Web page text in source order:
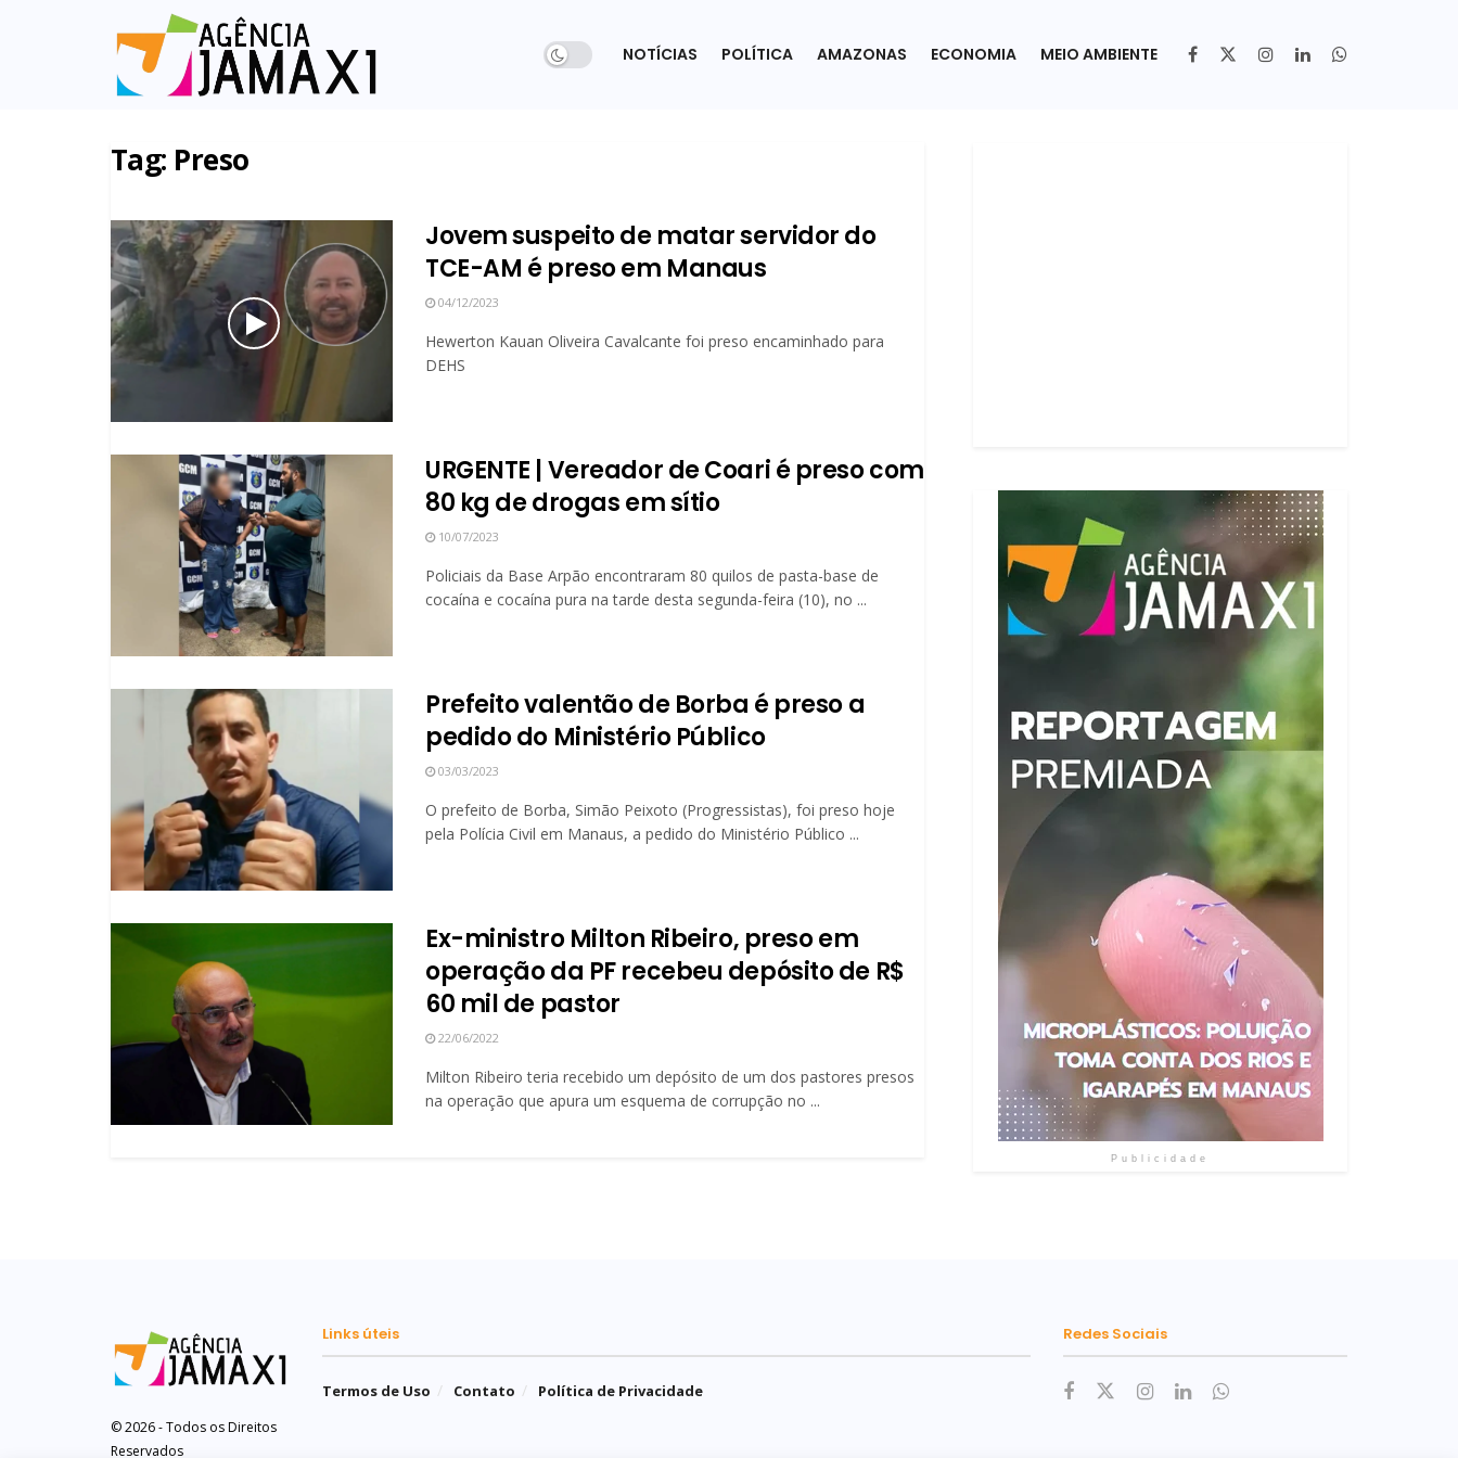
NOTÍCIAS POLÍTICA AMAZONAS ECONOMIA MEIO AMBIENTE
Tag: Preso
Jovem suspeito de matar servidor do
TCE-AM é preso em Manaus
04/12/2023
Hewerton Kauan Oliveira Cavalcante foi preso encaminhado para
DEHS
URGENTE | Vereador de Coari é preso com
80 kg de drogas em sítio
10/07/2023
Policiais da Base Arpão encontraram 80 quilos de pasta-base de
cocaína e cocaína pura na tarde desta segunda-feira (10), no ...
Prefeito valentão de Borba é preso a
pedido do Ministério Público
03/03/2023
O prefeito de Borba, Simão Peixoto (Progressistas), foi preso hoje
pela Polícia Civil em Manaus, a pedido do Ministério Público ...
Ex-ministro Milton Ribeiro, preso em
operação da PF recebeu depósito de R$
60 mil de pastor
22/06/2022
Milton Ribeiro teria recebido um depósito de um dos pastores presos
na operação que apura um esquema de corrupção no ...
Publicidade
© 2026 - Todos os Direitos
Reservados
Links úteis
Termos de Uso Contato Política de Privacidade
Redes Sociais